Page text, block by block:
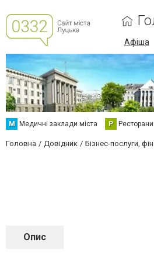
Афіша
М Медичні заклади міста Р
Головна Довідник Бізнес-послуги,
Опис